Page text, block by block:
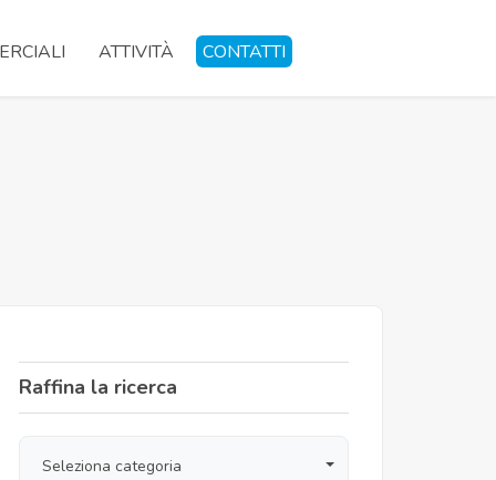
ATTIVITÀ CONTATTI
Raffina la ricerca
Seleziona categoria